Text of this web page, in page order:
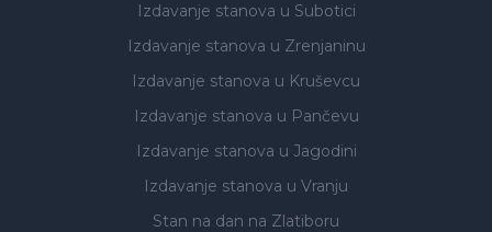
Izdavanje stanova u Subotici
Izdavanje stanova u Zrenjaninu
Izdavanje stanova u Kruševcu
Izdavanje stanova u Pančevu
Izdavanje stanova u Jagodini
Izdavanje stanova u Vranju
Stan na dan na Zlatiboru